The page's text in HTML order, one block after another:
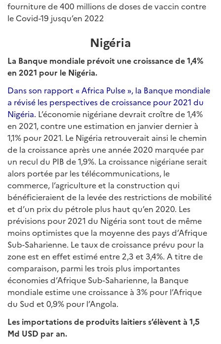
fourniture de 400 millions de doses de vaccin contre
le Covid-19 jusqu’en 2022
Nigéria
La Banque mondiale prévoit une croissance de 1,4%
en 2021 pour le Nigéria.
Dans son rapport « Africa Pulse », la Banque mondiale
a révisé les perspectives de croissance pour 2021 du
Nigéria. L’économie nigériane devrait croître de 1,4%
en 2021, contre une estimation en janvier dernier à
1,1% pour 2021. Le Nigéria retrouverait ainsi le chemin
de la croissance après une année 2020 marquée par
un recul du PIB de 1,9%. La croissance nigériane serait
alors portée par les télécommunications, le
commerce, l’agriculture et la construction qui
bénéficieraient de la levée des restrictions de mobilité
et d’un prix du pétrole plus haut qu’en 2020. Les
prévisions pour 2021 du Nigéria sont tout de même
moins optimistes que la moyenne des pays d’Afrique
Sub-Saharienne. Le taux de croissance prévu pour la
zone est en effet estimé entre 2,3 et 3,4%. A titre de
comparaison, parmi les trois plus importantes
économies d’Afrique Sub-Saharienne, la Banque
mondiale estime une croissance à 3% pour l’Afrique
du Sud et 0,9% pour l’Angola.
Les importations de produits laitiers s’élèvent à 1,5
Md USD par an.